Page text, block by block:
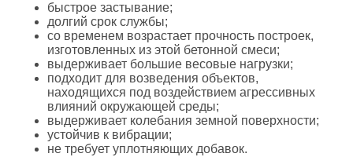
быстрое застывание;
долгий срок службы;
со временем возрастает прочность построек,
изготовленных из этой бетонной смеси;
выдерживает большие весовые нагрузки;
подходит для возведения объектов,
находящихся под воздействием агрессивных
влияний окружающей среды;
выдерживает колебания земной поверхности;
устойчив к вибрации;
не требует уплотняющих добавок.